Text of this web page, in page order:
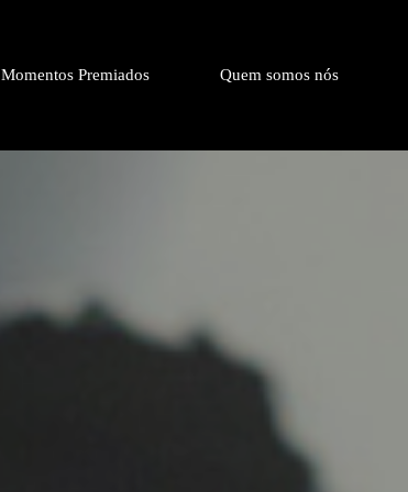
Momentos Premiados Quem somos nós